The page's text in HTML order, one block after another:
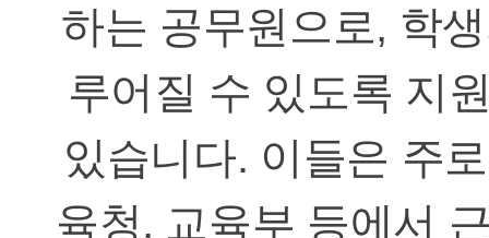
하는 공무원으로, 학
루어질 수 있도록 지
있습니다. 이들은 주
육청, 교육부 등에서